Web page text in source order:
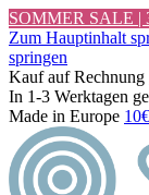
SOMMER SALE |
Zum Hauptinhalt
springen
Kauf auf Rechnung
In 1-3 Werktagen
Made in Europe